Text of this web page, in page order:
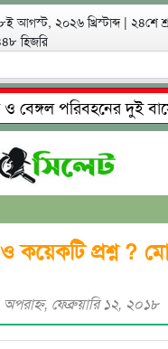
আগস্ট, ২০২৬ খ্রিস্টাব্দ | ২৪শে
হিজরি
পরিবহনের দুই বাসের
তরুণী পাচার:
কয়েকটি প্রশ্ন ?
ফেব্রুয়ারি ১২, ২০১৮